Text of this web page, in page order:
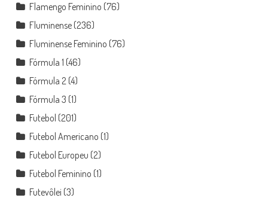
Flamengo Feminino (76)
Fluminense(236)
Fluminense Feminino (76)
Fórmula 1 (46)
Fórmula 2(4)
Fórmula 3 (1)
Futebol (201)
Futebol Americano (1)
Futebol Europeu (2)
Futebol Feminino (1)
Futevôlei (3)